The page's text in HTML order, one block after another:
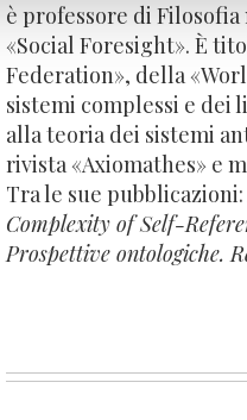
è professore di
«Social Foresight». È
Federation», della
sistemi complessi e dei
alla teoria dei sistemi
rivista «Axiomathes» e
Tra le sue pubblicazioni:
Complexity of Self-
Prospettive ontologiche.